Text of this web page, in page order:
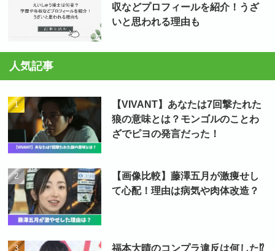
収などプロフィールを紹介！うざ
いと思われる理由も
人気記事
【VIVANT】あなたは7回撃たれた
狼の意味とは？モンゴルのことわ
ざでピヨの発言だった！
【画像比較】藤澤五月が激痩せし
て心配！理由は病気や肉体改造？
福本大晴のコンプラ違反は何した⁉